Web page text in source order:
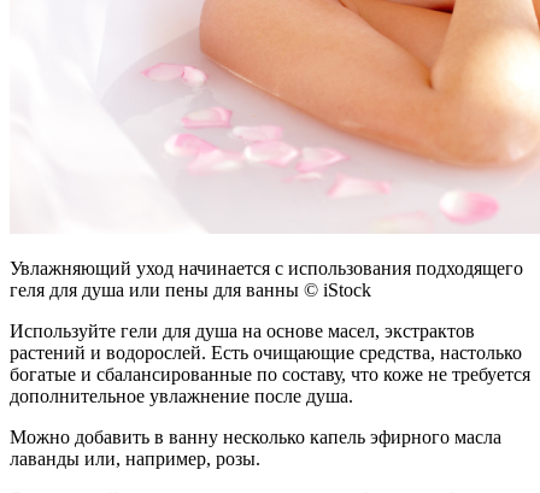
Увлажняющий уход начинается с использования подходящего
геля для душа или пены для ванны © iStock
Используйте гели для душа на основе масел, экстрактов
растений и водорослей. Есть очищающие средства, настолько
богатые и сбалансированные по составу, что коже не требуется
дополнительное увлажнение после душа.
Можно добавить в ванну несколько капель эфирного масла
лаванды или, например, розы.